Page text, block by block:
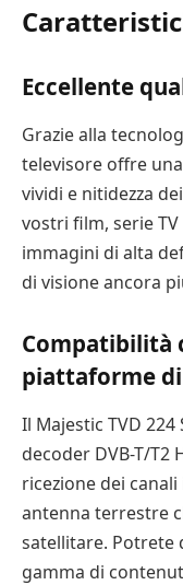
Eccellente
Grazie alla
televisore offre
vividi e nitidezza
vostri film, serie
immagini di alta
di visione ancora
Compatibilità
piattaforme
Il Majestic TVD 224
decoder DVB-T/T2
ricezione dei
antenna terrestre
satellitare. Potrete
gamma di